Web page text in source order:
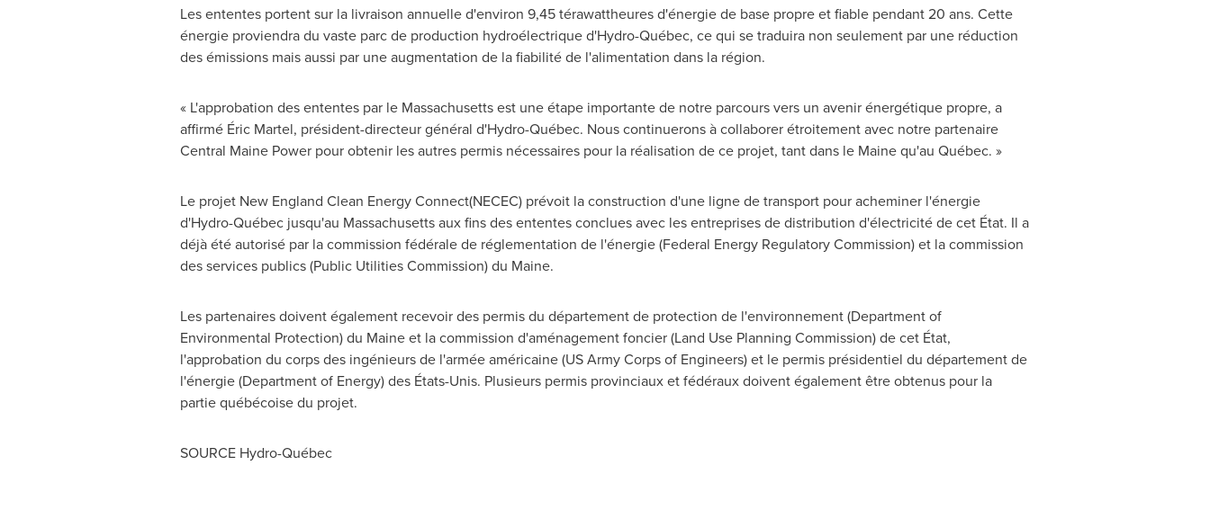
Les ententes portent sur la livraison annuelle d'environ 9,45 térawattheures d'énergie de base propre et fiable pendant 20 ans. Cette
énergie proviendra du vaste parc de production hydroélectrique d'Hydro-Québec, ce qui se traduira non seulement par une réduction
des émissions mais aussi par une augmentation de la fiabilité de l'alimentation dans la région.
« L'approbation des ententes par le Massachusettsest une étape importante de notre parcours vers un avenir énergétique propre, a
affirmé Éric Martel, président-directeur général d'Hydro-Québec. Nous continuerons à collaborer étroitement avec notre partenaire
Central Maine Power pour obtenir les autres permis nécessaires pour la réalisation de ce projet, tant dans le Mainequ'au Québec. »
Le projet New England Clean Energy Connect(NECEC) prévoit la construction d'une ligne de transport pour acheminer l'énergie
d'Hydro-Québec jusqu'au Massachusettsaux fins des ententes conclues avec les entreprises de distribution d'électricité de cet État. Il a
déjà été autorisé par la commission fédérale de réglementation de l'énergie (Federal Energy Regulatory Commission) et la commission
des services publics (Public Utilities Commission) du Maine.
Les partenaires doivent également recevoir des permis du département de protection de l'environnement (Department of
Environmental Protection) du Maineet la commission d'aménagement foncier (Land Use Planning Commission) de cet État,
l'approbation du corps des ingénieurs de l'armée américaine (US Army Corps of Engineers) et le permis présidentiel du département de
l'énergie (Department of Energy) des États-Unis. Plusieurs permis provinciaux et fédéraux doivent également être obtenus pour la
partie québécoise du projet.
SOURCE Hydro-Québec